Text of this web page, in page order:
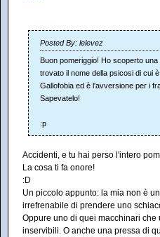
Posted By: lelevez
Buon pomeriggio! Ho scoperto
trovato il nome della psicosi di cui
Gallofobia ed è l'avversione per i
Sapevatelo!
:p
Accidenti, e tu hai perso l'intero
La cosa ti fa onore!
:D
Un piccolo appunto: la mia non è
irrefrenabile di prendere uno
Oppure uno di quei macchinari che
inservibili. O anche una pressa di